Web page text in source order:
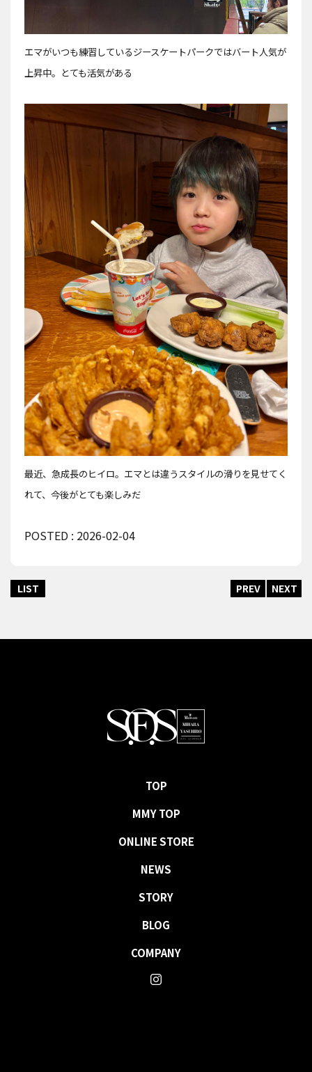
エマがいつも練習しているジースケートパークではバート人気が
上昇中。とても活気がある
最近、急成長のヒイロ。エマとは違うスタイルの滑りを見せてく
れて、今後がとても楽しみだ
POSTED : 2026-02-04
LIST PREV NEXT
TOP
MMY TOP
ONLINE STORE
NEWS
STORY
BLOG
COMPANY